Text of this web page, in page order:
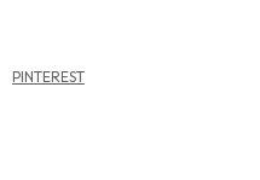
PINTEREST